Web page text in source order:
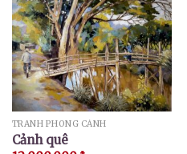
TRANH PHONG CẢNH
Cảnh quê